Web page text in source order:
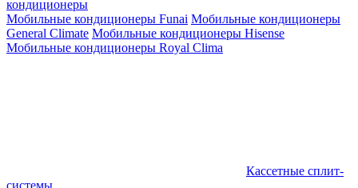
кондиционеры
Мобильные кондиционеры Funai Мобильные кондиционеры
General Climate Мобильные кондиционеры Hisense
Мобильные кондиционеры Royal Clima
Кассетные сплит-
системы